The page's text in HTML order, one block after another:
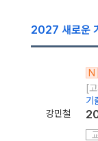
2027 새로운
강민철
N
[
기